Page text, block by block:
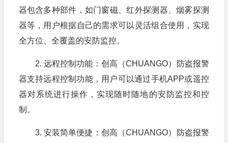
器包含多种部件，如门窗磁、红外探测器、烟雾探测
器等，用户根据自己的需求可以灵活组合使用，实现
全方位、全覆盖的安防监控。
2. 远程控制功能：创高（CHUANGO）防盗报警
器支持远程控制功能，用户可以通过手机APP或遥控
器对系统进行操作，实现随时随地的安防监控和控
制。
3. 安装简单便捷：创高（CHUANGO）防盗报警